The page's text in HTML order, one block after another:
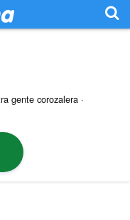
gente corozalera ·